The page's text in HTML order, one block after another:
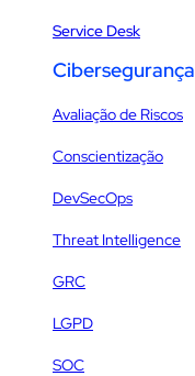
Service Desk
Cibersegurança
Avaliação de Riscos
Conscientização
DevSecOps
Threat Intelligence
GRC
LGPD
SOC